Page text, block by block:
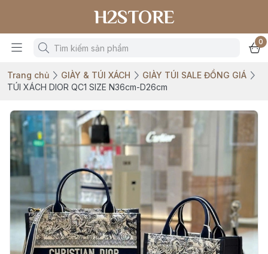
H2STORE
0
Trang chủ GIÀY & TÚI XÁCH
GIÀY TÚI SALE ĐỒNG GIÁ
TÚI XÁCH DIOR QC1 SIZE N36cm-D26cm